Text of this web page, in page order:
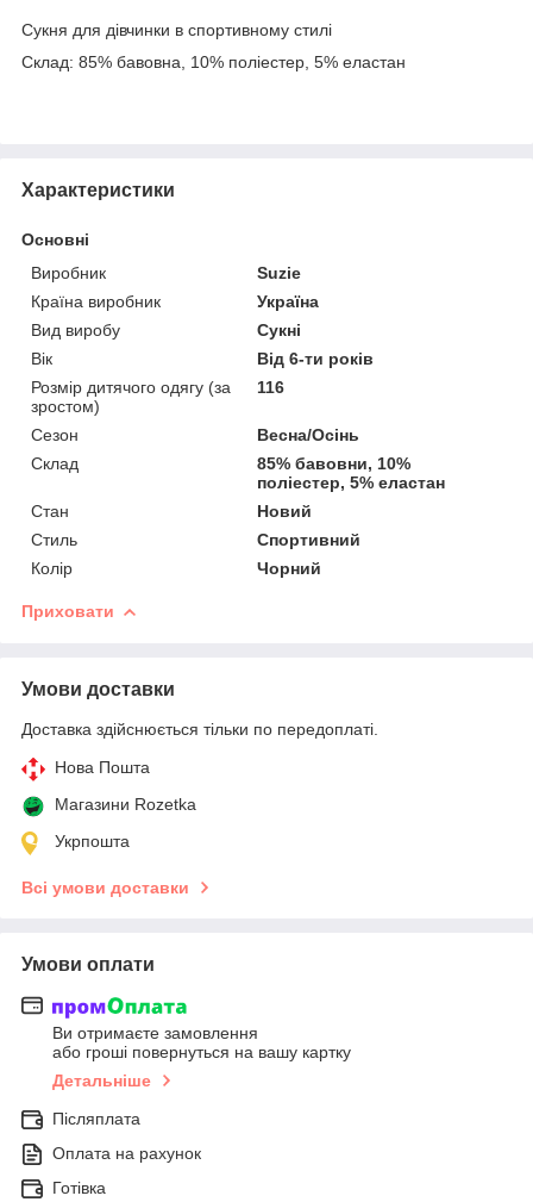
Сукня для дівчинки в спортивному стилі
Склад: 85% бавовна, 10% поліестер, 5% еластан
Характеристики
Основні
Виробник
Suzie
Країна виробник
Україна
Вид виробу
Сукні
Вік
Від 6-ти років
Розмір дитячого одягу (за
зростом)
116
Сезон
Весна/Осінь
Склад
85% бавовни, 10%
поліестер, 5% еластан
Стан
Новий
Стиль
Спортивний
Колір
Чорний
Приховати
Умови доставки
Доставка здійснюється тільки по передоплаті.
Нова Пошта
Магазини Rozetka
Укрпошта
Всі умови доставки
Умови оплати
Ви отримаєте замовлення
або гроші повернуться на вашу картку
Детальніше
Післяплата
Оплата на рахунок
Готівка